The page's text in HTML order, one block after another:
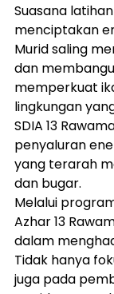
Suasana
menciptakan
Murid saling
dan
memperkuat
lingkungan
SDIA 13
penyaluran
yang terarah
dan bugar.
Melalui
Azhar 13
dalam
Tidak hanya
juga pada